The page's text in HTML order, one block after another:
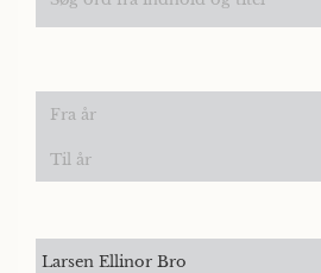
Larsen Ellinor Bro